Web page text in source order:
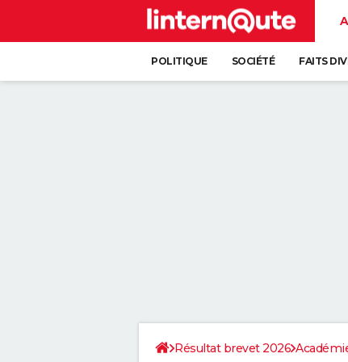
POLITIQUE SOCIÉTÉ FAITS
Résultat brevet 2026